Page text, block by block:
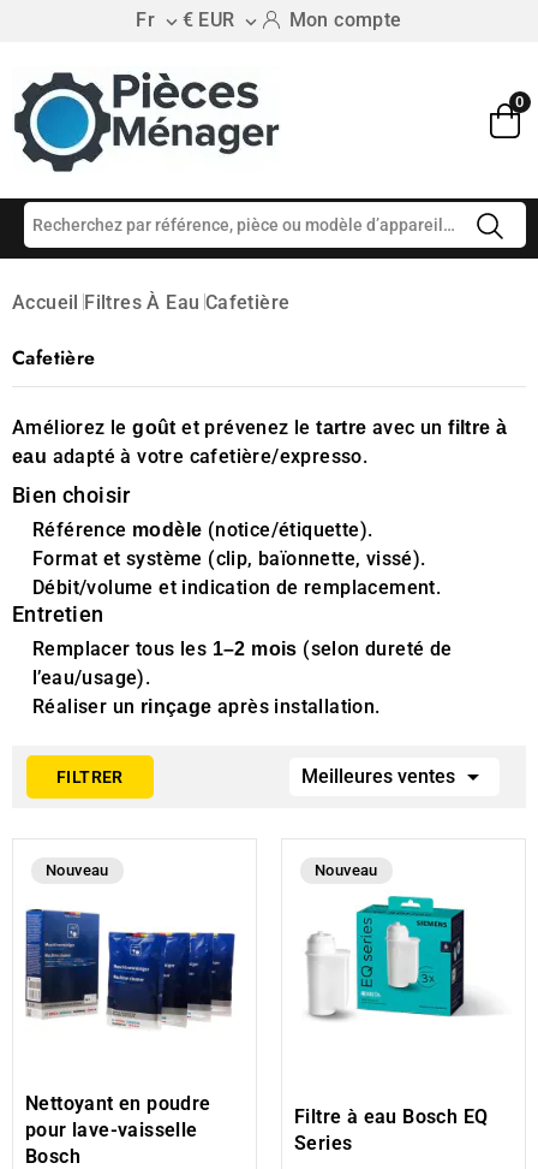
Fr  € EUR  Mon compte
0
Accueil Filtres À Eau Cafetière
Cafetière
Améliorez legoûtet prévenez letartre avec unfiltre à
eau adapté à votre cafetière/expresso.
Bien choisir
Référence modèle (notice/étiquette).
Format et système (clip, baïonnette, vissé).
Débit/volume et indication de remplacement.
Entretien
Remplacer tous les 1–2 mois (selon dureté de
l’eau/usage).
Réaliser un rinçage après installation.
FILTRER Meilleures ventes 
Nouveau
Nettoyant en poudre
pour lave-vaisselle
Bosch
Nouveau
Filtre à eau Bosch EQ
Series